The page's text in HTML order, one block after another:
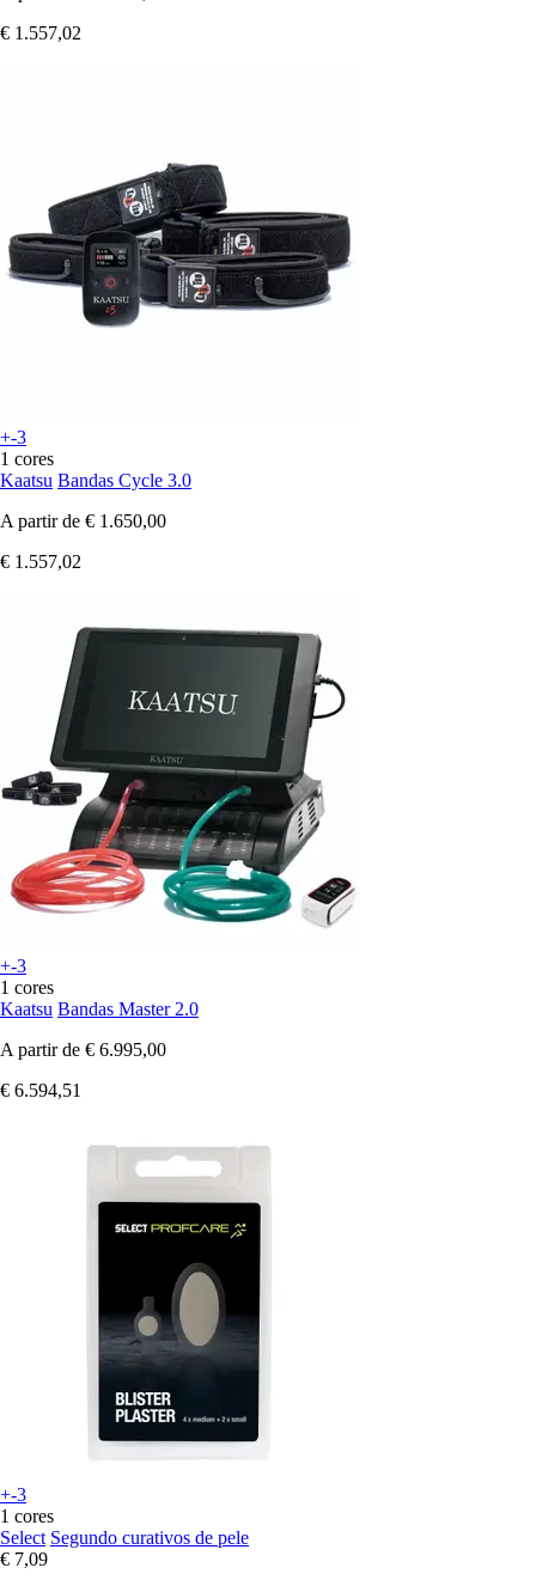
€ 1.557,02
+-3
1 cores
Kaatsu Bandas Cycle 3.0
A partir de € 1.650,00
€ 1.557,02
+-3
1 cores
Kaatsu Bandas Master 2.0
A partir de € 6.995,00
€ 6.594,51
+-3
1 cores
Select Segundo curativos de pele
€ 7,09